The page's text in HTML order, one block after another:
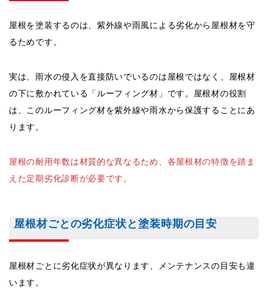
屋根を塗装するのは、紫外線や雨風による劣化から屋根材を守
るためです。
実は、雨水の侵入を直接防いでいるのは屋根ではなく、屋根材
の下に敷かれている「ルーフィング材」です。屋根材の役割
は、このルーフィング材を紫外線や雨水から保護することにあ
ります。
屋根の耐用年数は材質的な異なるため、各屋根材の特徴を踏ま
えた定期劣化診断が必要です。
屋根材ごとの劣化症状と塗装時期の目安
屋根材ごとに劣化症状が異なります、メンテナンスの目安も違
います。